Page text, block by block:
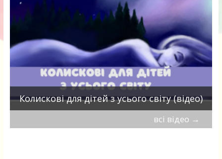
Колискові для дітей з усього світу (відео)
всі відео →